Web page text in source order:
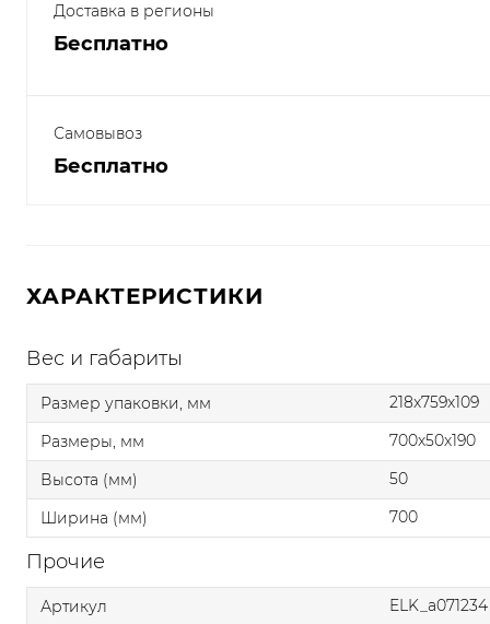
Доставка в регионы
Бесплатно
Самовывоз
Бесплатно
ХАРАКТЕРИСТИКИ
Вес и габариты
Размер упаковки, мм
218x759x109
Размеры, мм
700x50x190
Высота (мм)
50
Ширина (мм)
700
Прочие
Артикул
ELK_a071234